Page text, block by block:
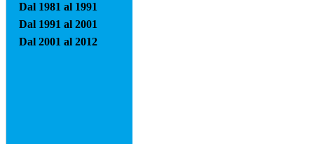
Dal 1981 al 1991
Dal 1991 al 2001
Dal 2001 al 2012